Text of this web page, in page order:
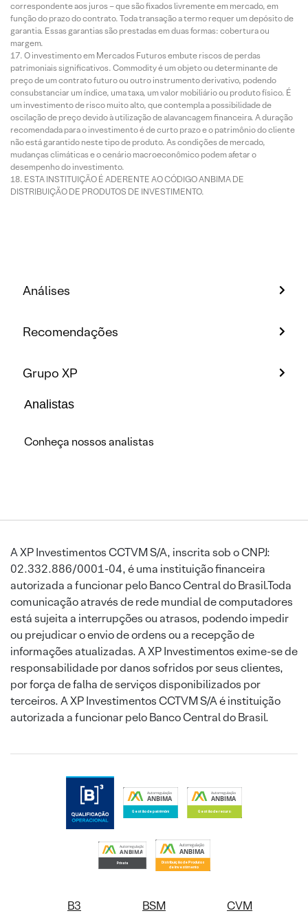
correspondente aos juros – que são fixados livremente em mercado, em
função do prazo do contrato. Toda transação a termo requer um depósito de
garantia. Essas garantias são prestadas em duas formas: cobertura ou
margem.
O investimento em Mercados Futuros embute riscos de perdas
patrimoniais significativos. Commodity é um objeto ou determinante de
preço de um contrato futuro ou outro instrumento derivativo, podendo
consubstanciar um índice, uma taxa, um valor mobiliário ou produto físico. É
um investimento de risco muito alto, que contempla a possibilidade de
oscilação de preço devido à utilização de alavancagem financeira. A duração
recomendada para o investimento é de curto prazo e o patrimônio do cliente
não está garantido neste tipo de produto. As condições de mercado,
mudanças climáticas e o cenário macroeconômico podem afetar o
desempenho do investimento.
ESTA INSTITUIÇÃO É ADERENTE AO CÓDIGO ANBIMA DE
DISTRIBUIÇÃO DE PRODUTOS DE INVESTIMENTO.
Análises
Recomendações
Grupo XP
Analistas
Conheça nossos analistas
A XP Investimentos CCTVM S/A, inscrita sob o CNPJ:
02.332.886/0001-04, é uma instituição financeira
autorizada a funcionar pelo Banco Central do Brasil.Toda
comunicação através de rede mundial de computadores
está sujeita a interrupções ou atrasos, podendo impedir
ou prejudicar o envio de ordens ou a recepção de
informações atualizadas. A XP Investimentos exime-se de
responsabilidade por danos sofridos por seus clientes,
por força de falha de serviços disponibilizados por
terceiros. A XP Investimentos CCTVM S/A é instituição
autorizada a funcionar pelo Banco Central do Brasil.
B3 BSM CVM